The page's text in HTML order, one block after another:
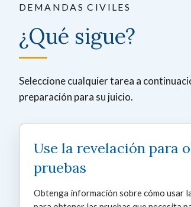
DEMANDAS CIVILES
¿Qué sigue?
Seleccione cualquier tarea a
preparación para su juicio.
Use la revelación para
pruebas
Obtenga información sobre cómo usar